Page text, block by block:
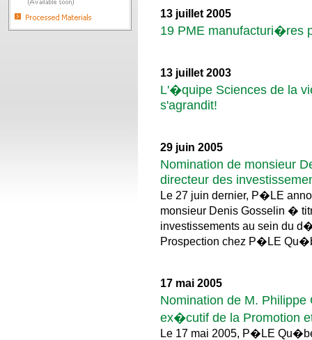
13 juillet 2005
19 PME manufacturi�res
13 juillet 2003
L'�quipe Sciences de la
s'agrandit!
29 juin 2005
Nomination de monsieur
directeur des
Le 27 juin dernier, P�LE
monsieur Denis Gosselin �
investissements au sein du
Prospection chez P�LE
17 mai 2005
Nomination de M.
ex�cutif de la Promotion
Le 17 mai 2005, P�LE